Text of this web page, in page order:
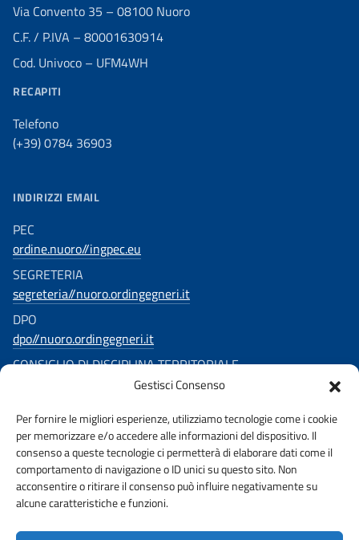
Gestisci Consenso
Per fornire le migliori esperienze, utilizziamo tecnologie come i cookie
per memorizzare e/o accedere alle informazioni del dispositivo. Il
consenso a queste tecnologie ci permetterà di elaborare dati come il
comportamento di navigazione o ID unici su questo sito. Non
acconsentire o ritirare il consenso può influire negativamente su
alcune caratteristiche e funzioni.
Via Convento 35 – 08100 Nuoro
C.F. / P.IVA – 80001630914
Cod. Univoco – UFM4WH
RECAPITI
Telefono
(+39) 0784 36903
INDIRIZZI EMAIL
PEC
ordine.nuoro//ingpec.eu
SEGRETERIA
segreteria//nuoro.ordingegneri.it
DPO
dpo//nuoro.ordingegneri.it
CONSIGLIO DI DISCIPLINA TERRITORIALE
consigliodisciplina.ingegnerinuoro//ingpec.eu
SEGUICI SU
URP PRIVACY